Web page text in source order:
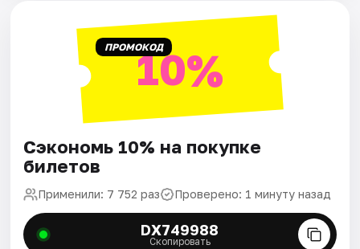
ПРОМОКОД10%
Сэкономь 10% на покупке
билетов
Применили: 7 752 раз Проверено: 1 минуту назад
DX749988
Скопировать